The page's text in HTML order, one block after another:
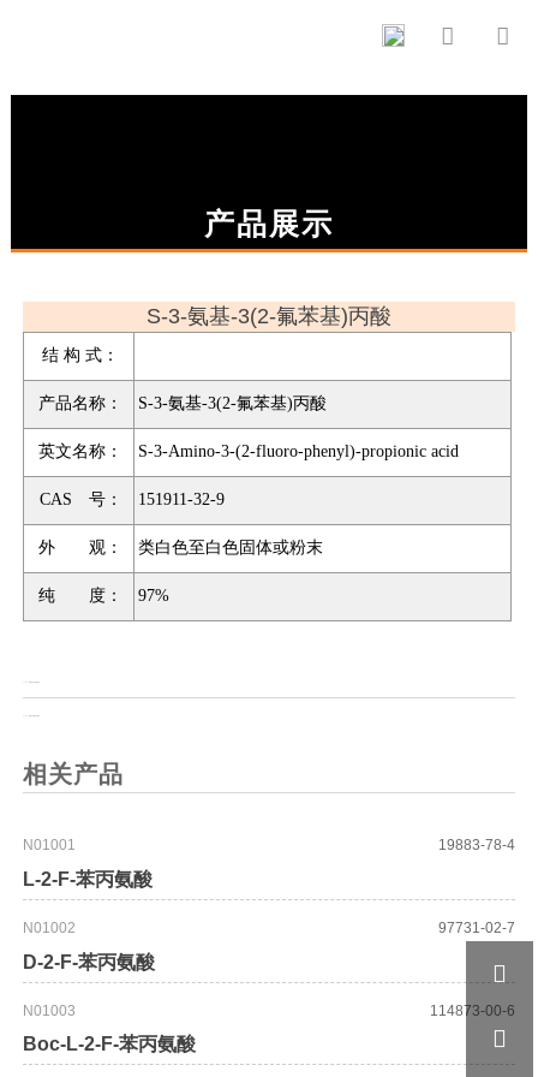
 
产品展示
S-3-氨基-3(2-氟苯基)丙酸
结 构 式：
产品名称： S-3-氨基-3(2-氟苯基)丙酸
英文名称： S-3-Amino-3-(2-fluoro-phenyl)-propionic acid
CAS 号： 151911-32-9
外 观： 类白色至白色固体或粉末
纯 度： 97%
相关产品
N01001
L-2-F-苯丙氨酸
19883-78-4
N01002
D-2-F-苯丙氨酸
97731-02-7
N01003
Boc-L-2-F-苯丙氨酸
114873-00-6

